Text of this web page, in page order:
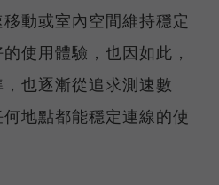
動或室內空間維持穩定
使用體驗，也因如此，
也逐漸從追求測速數
地點都能穩定連線的使